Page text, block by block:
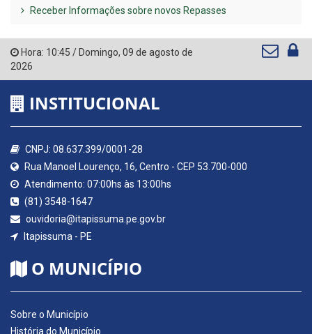
Receber Informações sobre novos Repasses
Hora: 10:45 / Domingo, 09 de agosto de
2026
INSTITUCIONAL
CNPJ: 08.637.399/0001-28
Rua Manoel Lourenço, 16, Centro - CEP 53.700-000
Atendimento: 07:00hs às 13:00hs
(81) 3548-1647
ouvidoria@itapissuma.pe.gov.br
Itapissuma - PE
O MUNICÍPIO
Sobre o Município
História do Município